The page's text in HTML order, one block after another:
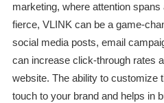
marketing, where attention
fierce, VLINK can be a game-
social media posts, email
can increase click-through rates
website. The ability to customize
touch to your brand and helps in